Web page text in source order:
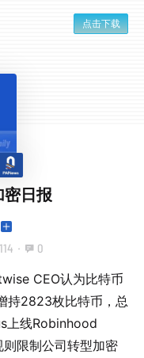
点击下载
密日报
114 · 0
CEO认为比特币
持2823枚比特币，总
上线Robinhood
限制公司转型加密